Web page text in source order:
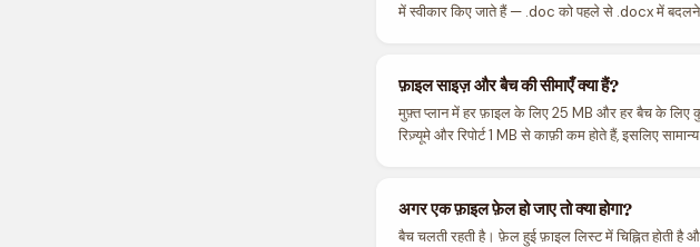
में स्वीकार किए जाते हैं — .doc को पहले से .docx में
फ़ाइल साइज़ और बैच की सीमाएँ क्या हैं?
मुफ़्त प्लान में हर फ़ाइल के लिए 25 MB और हर बैच के
रिज़्यूमे और रिपोर्ट 1 MB से काफ़ी कम होते हैं, इसलिए
अगर एक फ़ाइल फ़ेल हो जाए तो क्या होगा?
बैच चलती रहती है। फ़ेल हुई फ़ाइल लिस्ट में चिह्नित होती है